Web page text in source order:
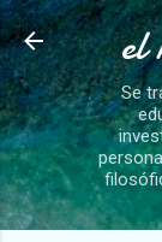
el
Se